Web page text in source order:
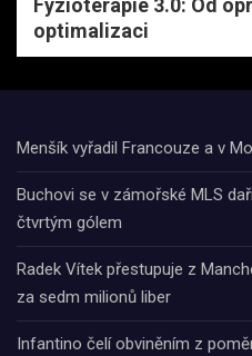
Fyzioterapie 3.0: Od
optimalizaci
Menšík vyřadil Francouze a v
Buchovi se v zámořské MLS
čtvrtým gólem
Radek Vítek přestupuje z
za sedm milionů liber
Infantino čelí obviněním z